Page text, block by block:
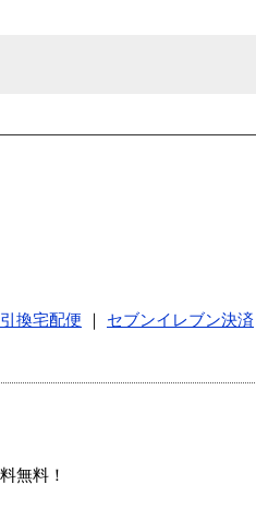
換宅配便
セブンイレブン決済
無料！